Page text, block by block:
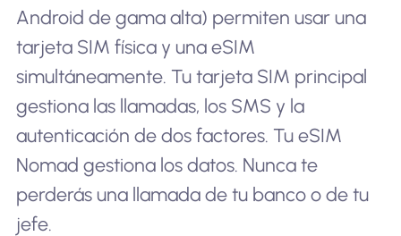
Android de gama alta) permiten usar una
tarjeta SIM física y una eSIM
simultáneamente. Tu tarjeta SIM principal
gestiona las llamadas, los SMS y la
autenticación de dos factores. Tu eSIM
Nomad gestiona los datos. Nunca te
perderás una llamada de tu banco o de tu
jefe.